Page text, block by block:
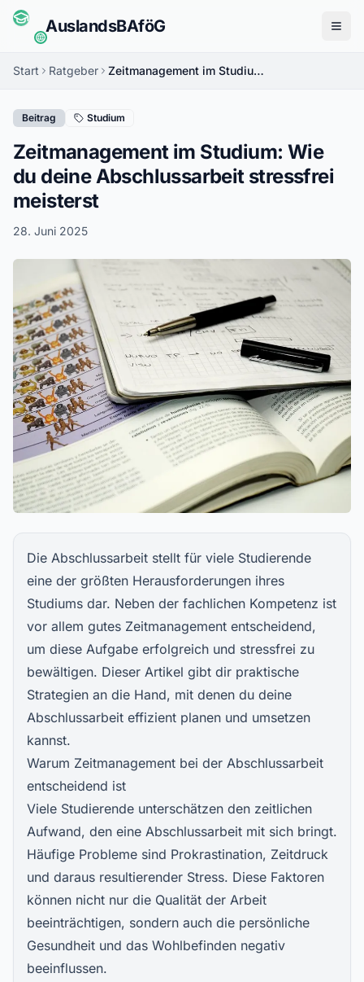
AuslandsBAföG
Start Ratgeber Zeitmanagement im Studium: Wie du deine Abschlussarbeit stressfrei meisterst
Beitrag Studium
Zeitmanagement im Studium: Wie
du deine Abschlussarbeit stressfrei
meisterst
28. Juni 2025
Die Abschlussarbeit stellt für viele Studierende
eine der größten Herausforderungen ihres
Studiums dar. Neben der fachlichen Kompetenz ist
vor allem gutes Zeitmanagement entscheidend,
um diese Aufgabe erfolgreich und stressfrei zu
bewältigen. Dieser Artikel gibt dir praktische
Strategien an die Hand, mit denen du deine
Abschlussarbeit effizient planen und umsetzen
kannst.
Warum Zeitmanagement bei der Abschlussarbeit
entscheidend ist
Viele Studierende unterschätzen den zeitlichen
Aufwand, den eine Abschlussarbeit mit sich bringt.
Häufige Probleme sind Prokrastination, Zeitdruck
und daraus resultierender Stress. Diese Faktoren
können nicht nur die Qualität der Arbeit
beeinträchtigen, sondern auch die persönliche
Gesundheit und das Wohlbefinden negativ
beeinflussen.